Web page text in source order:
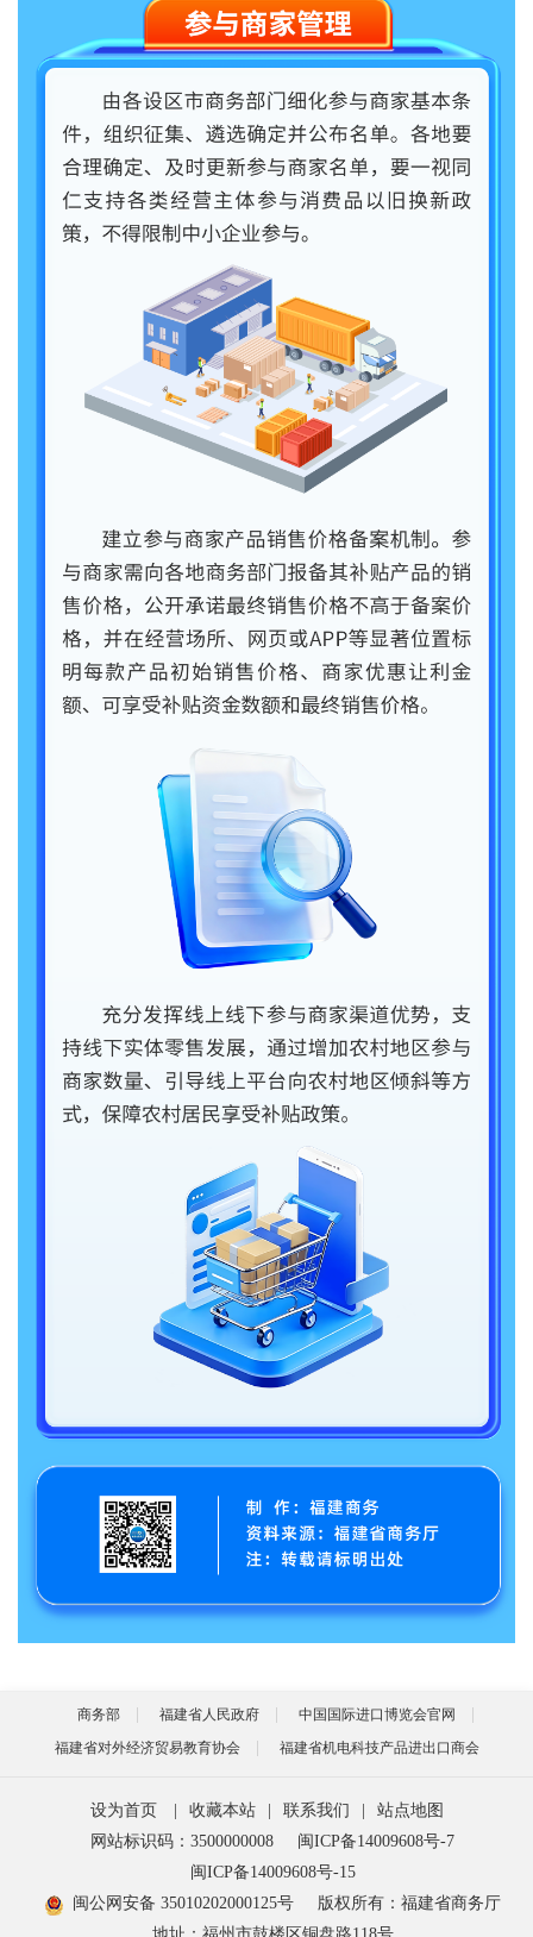
商务部 福建省人民政府
中国国际进口博览会官网
福建省对外经济贸易教育协会
福建省机电科技产品进出口商会
设为首页 收藏本站 联系我们
站点地图
网站标识码：3500000008
闽ICP备14009608号-7
闽ICP备14009608号-15
闽公网安备 35010202000125号
版权所有：福建省商务厅